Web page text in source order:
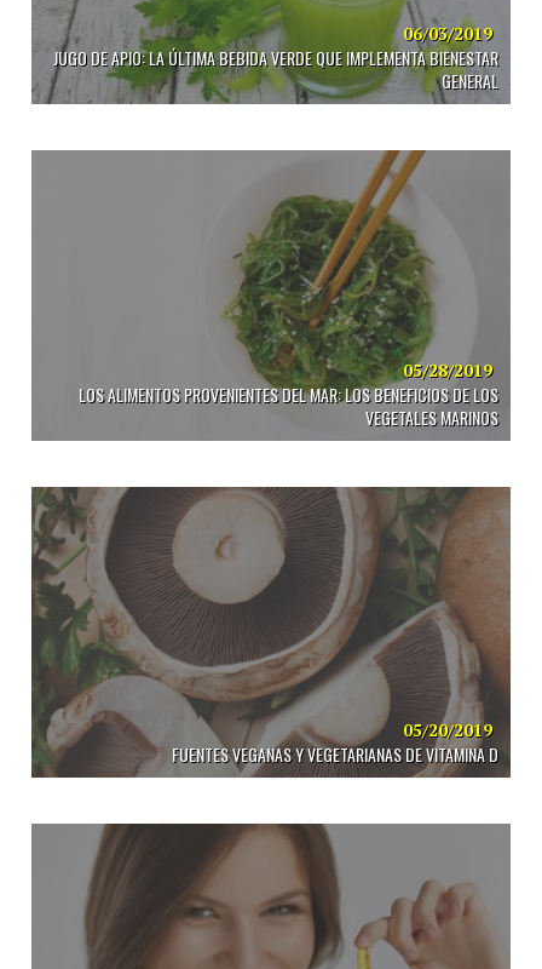
06/03/2019
JUGO DE APIO: LA ÚLTIMA BEBIDA VERDE QUE IMPLEMENTA BIENESTAR
GENERAL
05/28/2019
LOS ALIMENTOS PROVENIENTES DEL MAR: LOS BENEFICIOS DE LOS
VEGETALES MARINOS
05/20/2019
FUENTES VEGANAS Y VEGETARIANAS DE VITAMINA D